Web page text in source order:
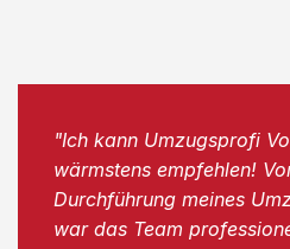
"Ich kann Umzugsprofi
wärmstens empfehlen!
Durchführung meines
war das Team